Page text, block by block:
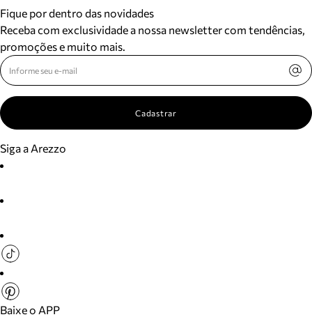
Fique por dentro das novidades
Receba com exclusividade a nossa newsletter com tendências,
promoções e muito mais.
Cadastrar
Siga a Arezzo
Baixe o APP